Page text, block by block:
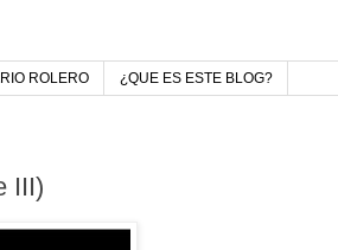
ROLERO ¿QUE ES ESTE BLOG?
III)